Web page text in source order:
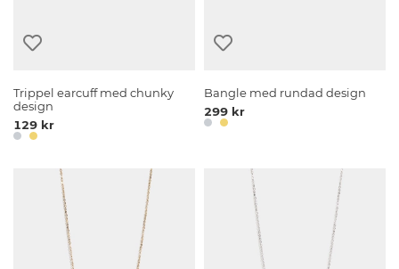
Trippel earcuff med chunky
design
129 kr
Bangle med rundad design
299 kr